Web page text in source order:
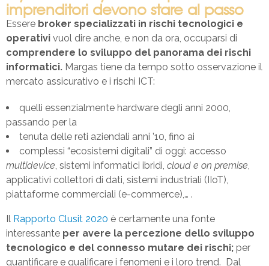
imprenditori devono stare al passo
Essere broker specializzati in rischi tecnologici e
operativi vuol dire anche, e non da ora, occuparsi di
comprendere lo sviluppo del panorama dei rischi
informatici. Margas tiene da tempo sotto osservazione il
mercato assicurativo e i rischi ICT:
quelli essenzialmente hardware degli anni 2000,
passando per la
tenuta delle reti aziendali anni ’10, fino ai
complessi “ecosistemi digitali” di oggi: accesso
multidevice, sistemi informatici ibridi, cloud e on premise,
applicativi collettori di dati, sistemi industriali (IIoT),
piattaforme commerciali (e-commerce),… .
Il Rapporto Clusit 2020 è certamente una fonte
interessante per avere la percezione dello sviluppo
tecnologico e del connesso mutare dei rischi; per
quantificare e qualificare i fenomeni e i loro trend. Dal